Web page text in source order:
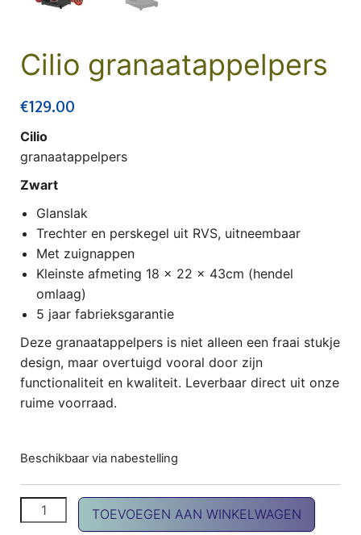
Cilio granaatappelpers
€129.00
Cilio
granaatappelpers
Zwart
Glanslak
Trechter en perskegel uit RVS, uitneembaar
Met zuignappen
Kleinste afmeting 18 x 22 x 43cm (hendel
omlaag)
5 jaar fabrieksgarantie
Deze granaatappelpers is niet alleen een fraai stukje
design, maar overtuigd vooral door zijn
functionaliteit en kwaliteit. Leverbaar direct uit onze
ruime voorraad.
Beschikbaar via nabestelling
Cilio granaatappelpers aantal
TOEVOEGEN AAN WINKELWAGEN